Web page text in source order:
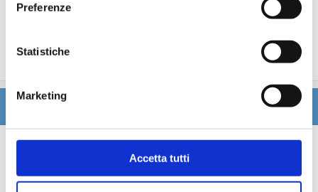
Preferenze
Statistiche
Marketing
Accetta tutti
Tasse portuali
trattamenti estetici, medico, navigazione internet,
lavanderia).
Scheda tecnica
Galleria